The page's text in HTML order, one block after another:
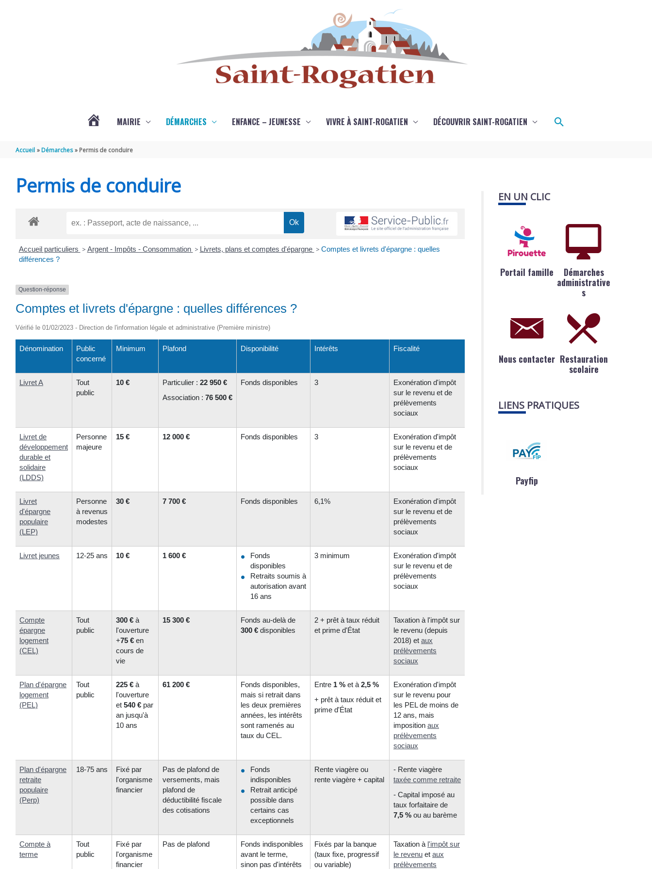
ROGATIEN
MAIRIE DÉMARCHES ENFANCE – JEUNESSE VIVRE À SAINT-ROGATIEN DÉCOUVRIR SAINT-ROGATIEN Rechercher
Accueil Démarches Permis de conduire
Permis de conduire
Accueil particuliers > Argent - Impôts - Consommation > Livrets, plans et comptes d'épargne > Comptes et livrets d'épargne : quelles
différences ?
Question-réponse
Comptes et livrets d'épargne : quelles différences ?
Vérifié le 01/02/2023 - Direction de l'information légale et administrative (Première ministre)
Dénomination
Public
concerné
Minimum Plafond Disponibilité Intérêts Fiscalité
Livret A
Tout
public
10 € Particulier : 22 950 €
Association : 76 500 €
Fonds disponibles 3
Exonération d'impôt
sur le revenu et de
prélèvements
sociaux
Livret de
développement
durable et
solidaire
(LDDS)
Personne
majeure
15 € 12 000 € Fonds disponibles 3
Exonération d'impôt
sur le revenu et de
prélèvements
sociaux
Livret
d'épargne
populaire
(LEP)
Personne
à revenus
modestes
30 € 7 700 € Fonds disponibles 6,1%
Exonération d'impôt
sur le revenu et de
prélèvements
sociaux
Livret jeunes 12-25 ans 10 € 1 600 €
Fonds
disponibles
Retraits soumis à
autorisation avant
16 ans
3 minimum
Exonération d'impôt
sur le revenu et de
prélèvements
sociaux
Compte
épargne
logement
(CEL)
Tout
public
300 € à
l'ouverture
+75 € en
cours de
vie
15 300 €
Fonds au-delà de
300 € disponibles
2 + prêt à taux réduit
et prime d'État
Taxation à l'impôt sur
le revenu (depuis
2018) et aux
prélèvements
sociaux
Plan d'épargne
logement
(PEL)
Tout
public
225 € à
l'ouverture
et 540 € par
an jusqu'à
10 ans
61 200 €
Fonds disponibles,
mais si retrait dans
les deux premières
années, les intérêts
sont ramenés au
taux du CEL.
Entre 1 % et à 2,5 %
+ prêt à taux réduit et
prime d'État
Exonération d'impôt
sur le revenu pour
les PEL de moins de
12 ans, mais
imposition aux
prélèvements
sociaux
Plan d'épargne
retraite
populaire
(Perp)
18-75 ans
Fixé par
l'organisme
financier
Pas de plafond de
versements, mais
plafond de
déductibilité fiscale
des cotisations
Fonds
indisponibles
Retrait anticipé
possible dans
certains cas
exceptionnels
Rente viagère ou
rente viagère + capital
- Rente viagère
taxée comme retraite
- Capital imposé au
taux forfaitaire de
7,5 % ou au barème
Compte à
terme
Tout
public
Fixé par
l'organisme
financier
Pas de plafond
Fonds indisponibles
avant le terme,
sinon pas d'intérêts
Fixés par la banque
(taux fixe, progressif
ou variable)
Taxation à l'impôt sur
le revenu et aux
prélèvements
EN UN CLIC
Portail famille
Démarches
administrative
s
Nous contacter Restauration
scolaire
LIENS PRATIQUES
Payfip